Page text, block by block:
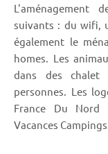
L'aménagement
suivants : du wifi,
également le
homes. Les
dans des chalet
personnes. Les
France Du Nord
Vacances